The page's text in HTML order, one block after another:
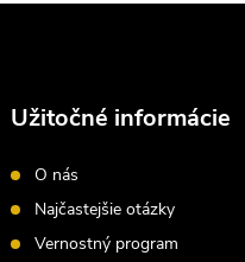
Užitočné informácie
O nás
Najčastejšie otázky
Vernostný program